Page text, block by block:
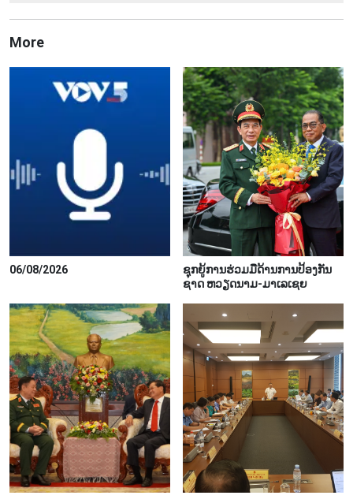
More
06/08/2026
ຊຸກ​ຍູ້​ການ​ຮ່ວມ​ມື​ດ້ານ​ການ​ປ້ອງ​ກັນ​
ຊາດ ຫວຽດ​ນາມ-ມາ​ເລ​ເຊຍ